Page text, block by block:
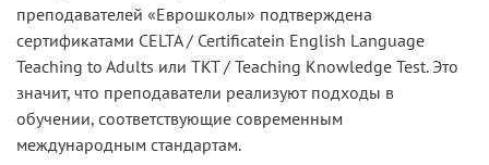
преподавателей «Еврошколы» подтверждена
сертификатами CELTA / Certificatein English Language
Teaching to Adults или TKT / Teaching Knowledge Test. Это
значит, что преподаватели реализуют подходы в
обучении, соответствующие современным
международным стандартам.